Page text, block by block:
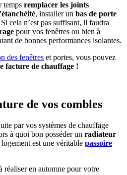
temps remplacer les joints
, installer un bas de porte
Si cela n’est pas suffisant, il faudra
pour vos fenêtres ou bien à
de bonnes performances isolantes.
des fenêtres et portes, vous pouvez
facture de chauffage !
de vos combles
par vos systèmes de chauffage
à quoi bon posséder un radiateur
est une véritable passoire
réaliser en automne pour votre